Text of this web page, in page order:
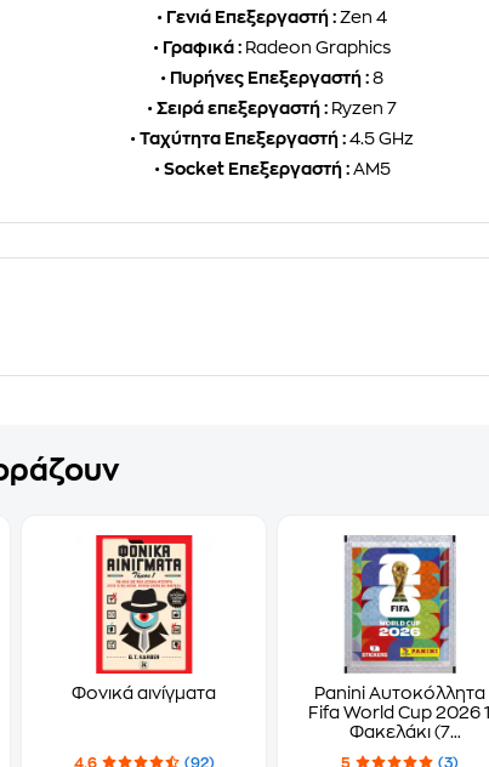
• Γενιά Επεξεργαστή : Zen 4
• Γραφικά : Radeon Graphics
• Πυρήνες Επεξεργαστή : 8
• Σειρά επεξεργαστή : Ryzen 7
• Ταχύτητα Επεξεργαστή : 4.5 GHz
•Socket Επεξεργαστή :AM5
Φονικά αινίγματα
4.6
(92)
Panini Αυτοκόλλητα
Fifa World Cup 2026 1
Φακελάκι (7
Αυτοκόλλητα)
5 (3)